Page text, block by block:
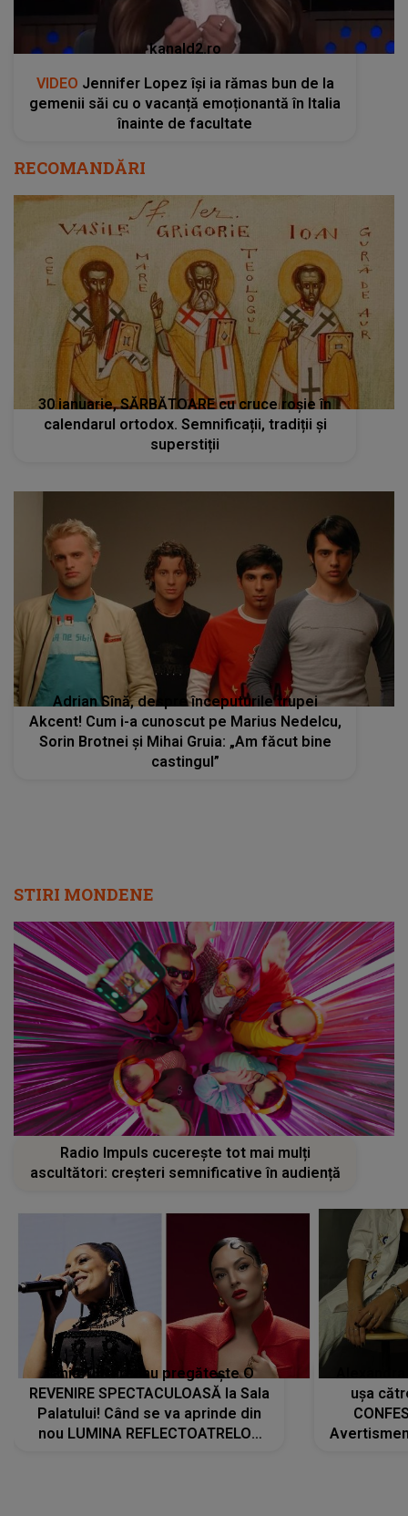
kanald2.ro
VIDEO Jennifer Lopez își ia rămas bun de la
gemenii săi cu o vacanță emoționantă în Italia
înainte de facultate
RECOMANDĂRI
30 ianuarie, SĂRBĂTOARE cu cruce roșie în
calendarul ortodox. Semnificații, tradiții și
superstiții
Adrian Sînă, despre începuturile trupei
Akcent! Cum i-a cunoscut pe Marius Nedelcu,
Sorin Brotnei și Mihai Gruia: „Am făcut bine
castingul”
STIRI MONDENE
Radio Impuls cucerește tot mai mulți
ascultători: creșteri semnificative în audiență
Tania Turtureanu pregătește O
REVENIRE SPECTACULOASĂ la Sala
Palatului! Când se va aprinde din
nou LUMINA REFLECTOATRELOR
ușa